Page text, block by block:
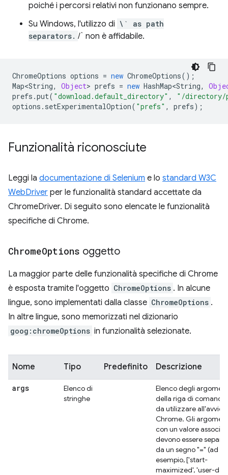
poiché i percorsi relativi non funzionano sempre.
Su Windows, l'utilizzo di \` as path
separators. /` non è affidabile.
ChromeOptions options = new ChromeOptions();
Map<String, Object> prefs = new HashMap<String,
prefs .put( "download.default_directory" ,
"/directory/
options . setExperimentalOption( "prefs" , prefs);
Funzionalità riconosciute
Leggi la documentazione di Selenium e lo standard W3C
WebDriver per le funzionalità standard accettate da
ChromeDriver. Di seguito sono elencate le funzionalità
specifiche di Chrome.
ChromeOptions oggetto
La maggior parte delle funzionalità specifiche di Chrome
è esposta tramite l'oggetto ChromeOptions . In alcune
lingue, sono implementati dalla classe ChromeOptions .
In altre lingue, sono memorizzati nel dizionario
goog:chromeOptions in funzionalità selezionate.
Nome Tipo Predefinito Descrizione
args
Elenco di
stringhe
Elenco degli
della riga di comando
da utilizzare all'avvio
Chrome. Gli
con un valore
devono essere
da un segno "=" (ad
esempio, ['start-
maximized', 'user-